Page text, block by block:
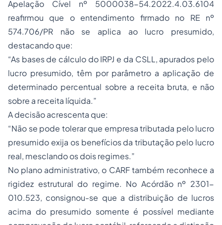
Apelação Cível nº 5000038-54.2022.4.03.6104
reafirmou que o entendimento firmado no RE nº
574.706/PR não se aplica ao lucro presumido,
destacando que:
“As bases de cálculo do IRPJ e da CSLL, apurados pelo
lucro presumido, têm por parâmetro a aplicação de
determinado percentual sobre a receita bruta, e não
sobre a receita líquida.”
A decisão acrescenta que:
“Não se pode tolerar que empresa tributada pelo lucro
presumido exija os benefícios da tributação pelo lucro
real, mesclando os dois regimes.”
No plano administrativo, o CARF também reconhece a
rigidez estrutural do regime. No Acórdão nº 2301-
010.523, consignou-se que a distribuição de lucros
acima do presumido somente é possível mediante